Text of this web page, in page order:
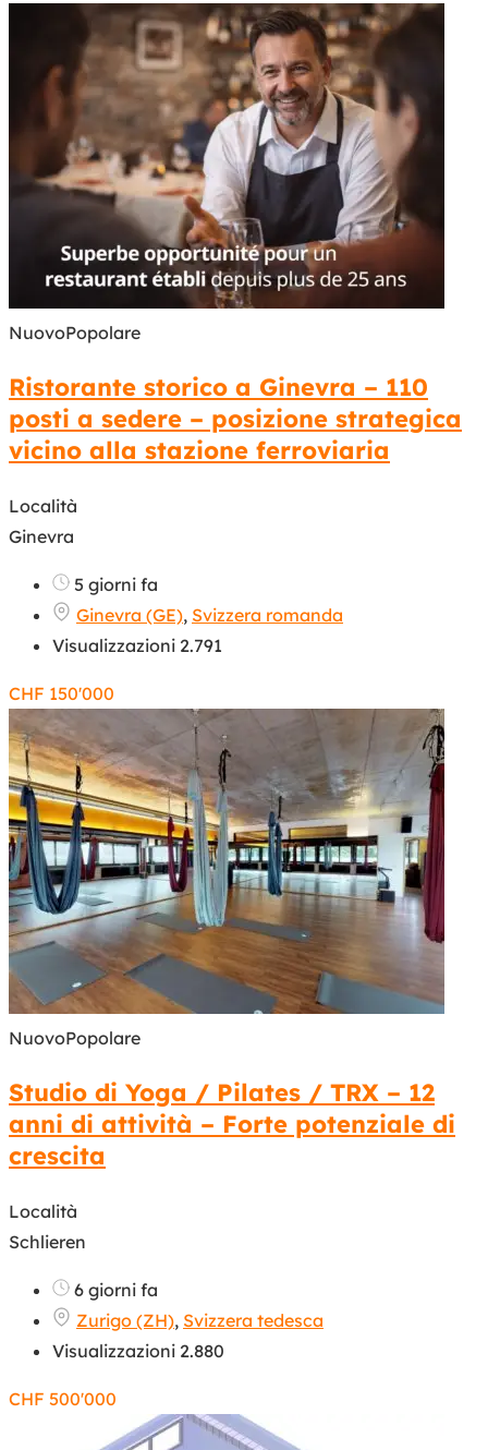
NuovoPopolare
Ristorante storico a Ginevra – 110
posti a sedere – posizione strategica
vicino alla stazione ferroviaria
Località
Ginevra
5 giorni fa
Ginevra (GE), Svizzera romanda
Visualizzazioni 2.791
CHF 150'000
NuovoPopolare
Studio di Yoga / Pilates / TRX – 12
anni di attività – Forte potenziale di
crescita
Località
Schlieren
6 giorni fa
Zurigo (ZH), Svizzera tedesca
Visualizzazioni 2.880
CHF 500'000